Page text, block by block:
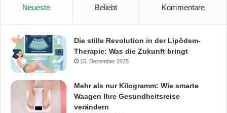
Neueste Beliebt Kommentare
Die stille Revolution in der Lipödem-
Therapie: Was die Zukunft bringt
15. Dezember 2025
Mehr als nur Kilogramm: Wie smarte
Waagen Ihre Gesundheitsreise
verändern